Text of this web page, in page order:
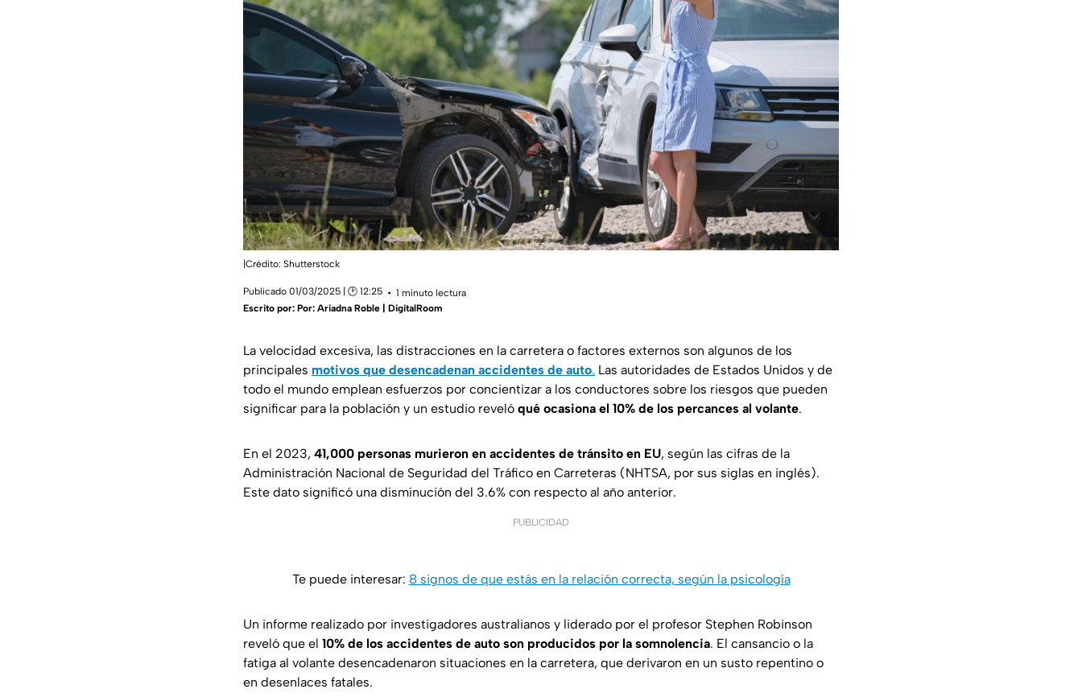
|Crédito: Shutterstock
Publicado 01/03/2025 | 🕑 12:25
1 minuto lectura
Escrito por: Por: Ariadna Roble | DigitalRoom
La velocidad excesiva, las distracciones en la carretera o factores externos son algunos de los
principales motivos que desencadenan accidentes de auto. Las autoridades de Estados Unidos y de
todo el mundo emplean esfuerzos por concientizar a los conductores sobre los riesgos que pueden
significar para la población y un estudio reveló qué ocasiona el 10% de los percances al volante.
En el 2023, 41,000 personas murieron en accidentes de tránsito en EU, según las cifras de la
Administración Nacional de Seguridad del Tráfico en Carreteras (NHTSA, por sus siglas en inglés).
Este dato significó una disminución del 3.6% con respecto al año anterior.
PUBLICIDAD
Te puede interesar: 8 signos de que estás en la relación correcta, según la psicología
Un informe realizado por investigadores australianos y liderado por el profesor Stephen Robinson
reveló que el 10% de los accidentes de auto son producidos por la somnolencia. El cansancio o la
fatiga al volante desencadenaron situaciones en la carretera, que derivaron en un susto repentino o
en desenlaces fatales.